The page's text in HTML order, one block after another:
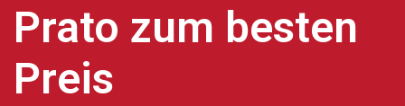
Prato zum besten
Preis